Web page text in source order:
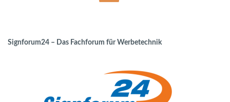
Signforum24 – Das Fachforum für Werbetechnik